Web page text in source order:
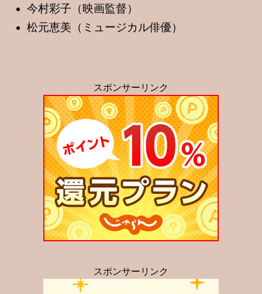
今村彩子（映画監督）
松元恵美（ミュージカル俳優）
スポンサーリンク
スポンサーリンク